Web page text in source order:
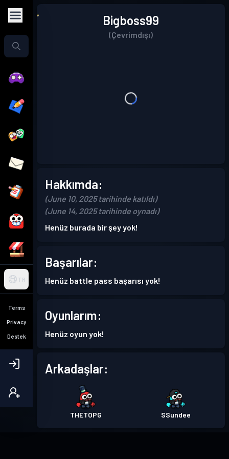
TR
Terms
Privacy
Destek
Bigboss99
(Çevrimdışı)
Hakkımda:
(June 10, 2025 tarihinde katıldı)
(June 14, 2025 tarihinde oynadı)
Henüz burada bir şey yok!
Başarılar:
Henüz battle pass başarısı yok!
Oyunlarım:
Henüz oyun yok!
Arkadaşlar:
THETOPG SSundee